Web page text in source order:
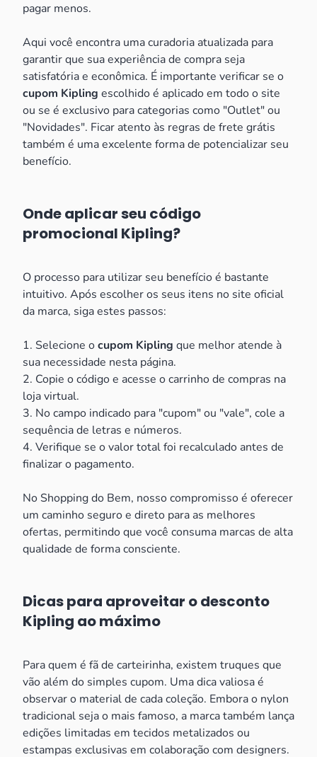
pagar menos.
Aqui você encontra uma curadoria atualizada para
garantir que sua experiência de compra seja
satisfatória e econômica. É importante verificar se o
cupom Kipling escolhido é aplicado em todo o site
ou se é exclusivo para categorias como "Outlet" ou
"Novidades". Ficar atento às regras de frete grátis
também é uma excelente forma de potencializar seu
benefício.
Onde aplicar seu código
promocional Kipling?
O processo para utilizar seu benefício é bastante
intuitivo. Após escolher os seus itens no site oficial
da marca, siga estes passos:
1. Selecione ocupom Kipling que melhor atende à
sua necessidade nesta página.
2. Copie o código e acesse o carrinho de compras na
loja virtual.
3. No campo indicado para "cupom" ou "vale", cole a
sequência de letras e números.
4. Verifique se o valor total foi recalculado antes de
finalizar o pagamento.
No Shopping do Bem, nosso compromisso é oferecer
um caminho seguro e direto para as melhores
ofertas, permitindo que você consuma marcas de alta
qualidade de forma consciente.
Dicas para aproveitar o desconto
Kipling ao máximo
Para quem é fã de carteirinha, existem truques que
vão além do simples cupom. Uma dica valiosa é
observar o material de cada coleção. Embora o nylon
tradicional seja o mais famoso, a marca também lança
edições limitadas em tecidos metalizados ou
estampas exclusivas em colaboração com designers.